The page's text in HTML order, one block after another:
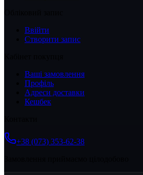
Ввійти
Створити запис
Ваші замовлення
Профіль
Адреси доставки
Кешбек
+38 (073) 353-62-38